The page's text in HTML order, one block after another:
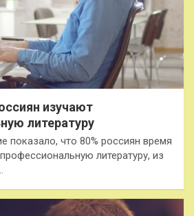
изучают
литературу
показало, что 80% россиян время
литературу, из